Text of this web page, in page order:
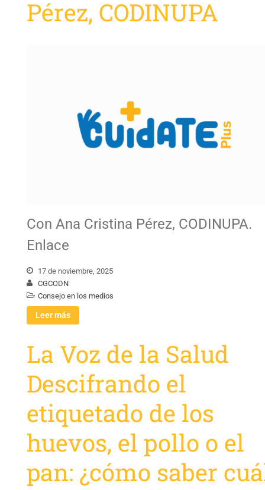
Pérez, CODINUPA
Con Ana Cristina Pérez, CODINUPA.
Enlace
17 de noviembre, 2025
CGCODN
Consejo en los medios
Leer más
La Voz de la Salud
Descifrando el
etiquetado de los
huevos, el pollo o el
pan: ¿cómo saber